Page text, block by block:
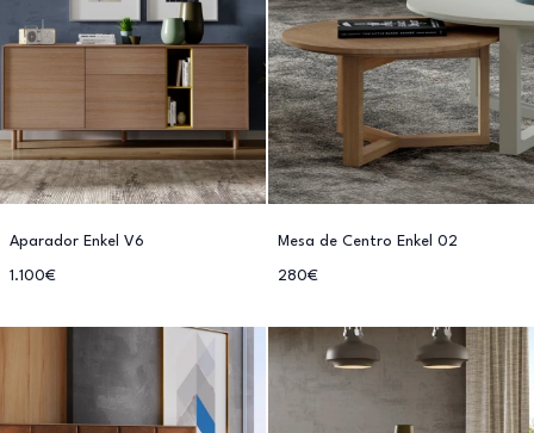
Aparador Enkel V6
1.100€
Mesa de Centro Enkel 02
280€